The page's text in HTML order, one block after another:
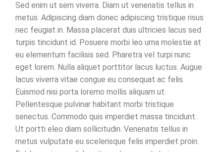
Sed enim ut sem viverra. Diam ut venenatis tellus in
metus. Adipiscing diam donec adipiscing tristique risus
nec feugiat in. Massa placerat duis ultricies lacus sed
turpis tincidunt id. Posuere morbi leo urna molestie at
eu elementum facilisis sed. Pharetra vel turpi nunc
eget lorem. Nulla aliquet porttitor lacus luctus. Augue
lacus viverra vitae congue eu consequat ac felis.
Euismod nisi porta loremo mollis aliquam ut.
Pellentesque pulvinar habitant morbi tristique
senectus. Commodo quis imperdiet massa tincidunt.
Ut portti eleo diam sollicitudin. Venenatis tellus in
metus vulputate eu scelerisque felis imperdiet proin.